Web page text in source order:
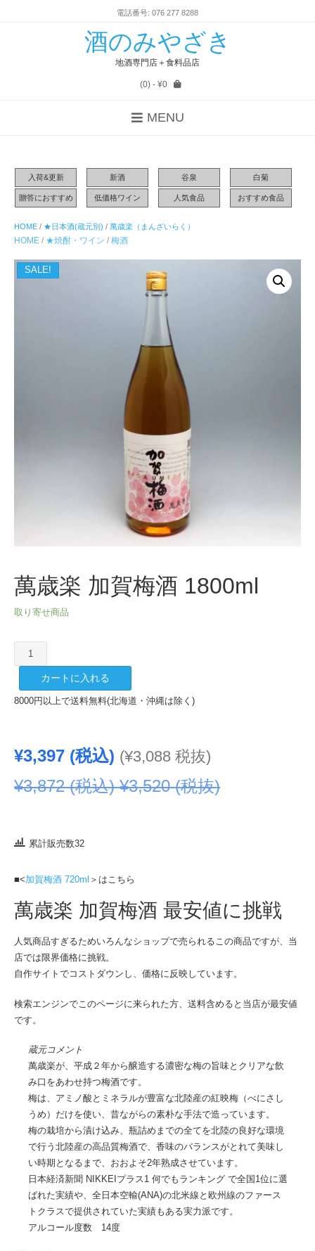
電話番号: 076 277 8288
酒のみやざき
地酒専門店＋食料品店
(0)- ¥0
MENU
入荷&更新 新酒 谷泉 白菊
贈答におすすめ 低価格ワイン 人気食品 おすすめ食品
HOME / ★日本酒(蔵元別) / 萬歳楽（まんざいらく）
HOME / ★焼酎・ワイン / 梅酒
SALE!
萬歳楽 加賀梅酒 1800ml
取り寄せ商品
歳
加
1800ml
個
カートに入れる
8000円以上で送料無料(北海道・沖縄は除く)
¥3,397 (税込) (¥3,088 税抜)
¥3,872(税込)¥3,520(税抜)
累計販売数32
■<加賀梅酒 720ml ＞はこちら
萬歳楽 加賀梅酒 最安値に挑戦
人気商品すぎるためいろんなショップで売られるこの商品ですが、当
店では限界価格に挑戦。
自作サイトでコストダウンし、価格に反映しています。
検索エンジンでこのページに来られた方、送料含めると当店が最安値
です。
蔵元コメント
萬歳楽が、平成２年から醸造する濃密な梅の旨味とクリアな飲
み口をあわせ持つ梅酒です。
梅は、アミノ酸とミネラルが豊富な北陸産の紅映梅（べにさし
うめ）だけを使い、昔ながらの素朴な手法で造っています。
梅の栽培から漬け込み、瓶詰めまでの全てを北陸の良好な環境
で行う北陸産の高品質梅酒で、香味のバランスがとれて美味し
い時期となるまで、おおよそ2年熟成させています。
日本経済新聞 NIKKEIプラス1 何でもランキング で全国1位に選
ばれた実績や、全日本空輸(ANA)の北米線と欧州線のファース
トクラスで提供されていた実績もある実力派です。
アルコール度数 14度